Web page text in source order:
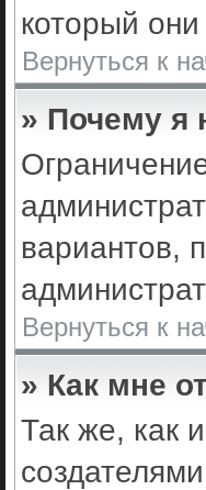
который
Вернуться к
» Почему я
вариантов,
Вернуться к
» Как мне
Так же, как